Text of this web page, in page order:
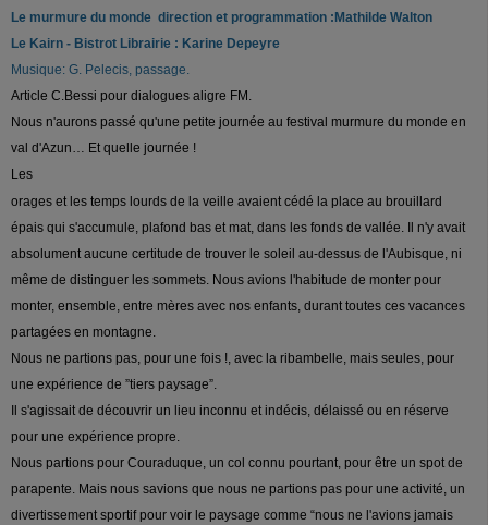
Le murmure du monde direction et programmation :Mathilde Walton
Le Kairn - Bistrot Librairie : Karine Depeyre
Musique: G. Pelecis, passage.
Article C.Bessi pour dialogues aligre FM.
Nous n'aurons passé qu'une petite journée au festival murmure du monde en
val d'Azun… Et quelle journée !
Les
orages et les temps lourds de la veille avaient cédé la place au brouillard
épais qui s'accumule, plafond bas et mat, dans les fonds de vallée. Il n'y avait
absolument aucune certitude de trouver le soleil au-dessus de l'Aubisque, ni
même de distinguer les sommets. Nous avions l'habitude de monter pour
monter, ensemble, entre mères avec nos enfants, durant toutes ces vacances
partagées en montagne.
Nous ne partions pas, pour une fois !, avec la ribambelle, mais seules, pour
une expérience de ”tiers paysage”.
Il s'agissait de découvrir un lieu inconnu et indécis, délaissé ou en réserve
pour une expérience propre.
Nous partions pour Couraduque, un col connu pourtant, pour être un spot de
parapente. Mais nous savions que nous ne partions pas pour une activité, un
divertissement sportif pour voir le paysage comme “nous ne l'avions jamais